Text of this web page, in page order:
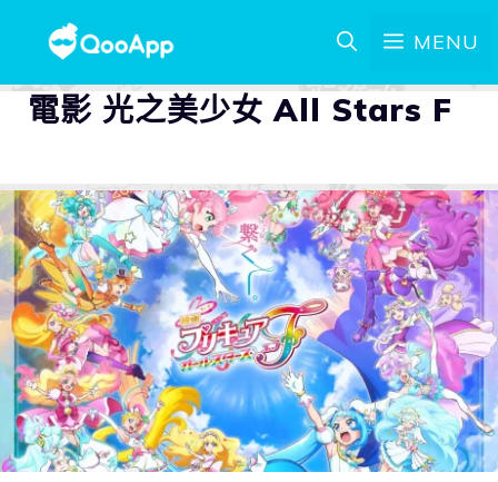
MENU
電影 光之美少女 All Stars F